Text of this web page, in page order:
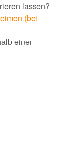
lassen?
(bei
einer